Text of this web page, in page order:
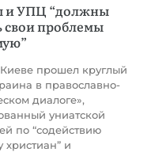
и УПЦ “должны
свои проблемы
прошел круглый
в православно-
диалоге»,
униатской
по “содействию
христиан” и